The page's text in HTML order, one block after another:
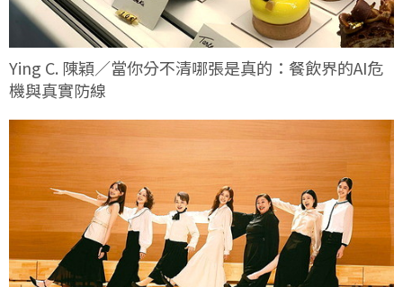
Ying C. 陳穎／當你分不清哪張是真的：餐飲界的AI危
機與真實防線